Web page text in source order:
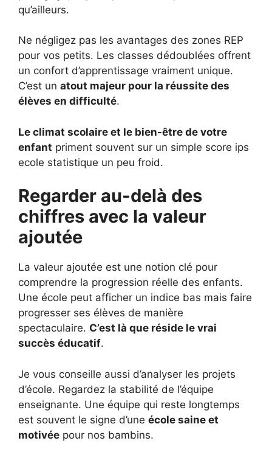
qu’ailleurs.
Ne négligez pas les avantages des zones REP
pour vos petits. Les classes dédoublées offrent
un confort d’apprentissage vraiment unique.
C’est un atout majeur pour la réussite des
élèves en difficulté.
Le climat scolaire et le bien-être de votre
enfant priment souvent sur un simple score ips
ecole statistique un peu froid.
Regarder au-delà des
chiffres avec la valeur
ajoutée
La valeur ajoutée est une notion clé pour
comprendre la progression réelle des enfants.
Une école peut afficher un indice bas mais faire
progresser ses élèves de manière
spectaculaire. C’est là que réside le vrai
succès éducatif.
Je vous conseille aussi d’analyser les projets
d’école. Regardez la stabilité de l’équipe
enseignante. Une équipe qui reste longtemps
est souvent le signe d’une école saine et
motivée pour nos bambins.